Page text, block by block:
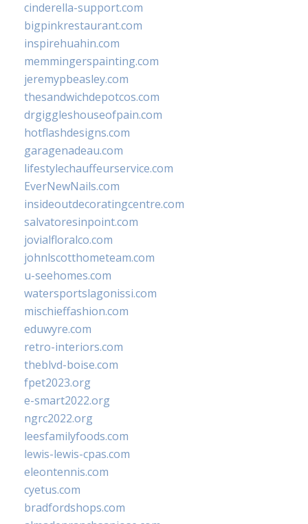
cinderella-support.com
bigpinkrestaurant.com
inspirehuahin.com
memmingerspainting.com
jeremypbeasley.com
thesandwichdepotcos.com
drgiggleshouseofpain.com
hotflashdesigns.com
garagenadeau.com
lifestylechauffeurservice.com
EverNewNails.com
insideoutdecoratingcentre.com
salvatoresinpoint.com
jovialfloralco.com
johnlscotthometeam.com
u-seehomes.com
watersportslagonissi.com
mischieffashion.com
eduwyre.com
retro-interiors.com
theblvd-boise.com
fpet2023.org
e-smart2022.org
ngrc2022.org
leesfamilyfoods.com
lewis-lewis-cpas.com
eleontennis.com
cyetus.com
bradfordshops.com